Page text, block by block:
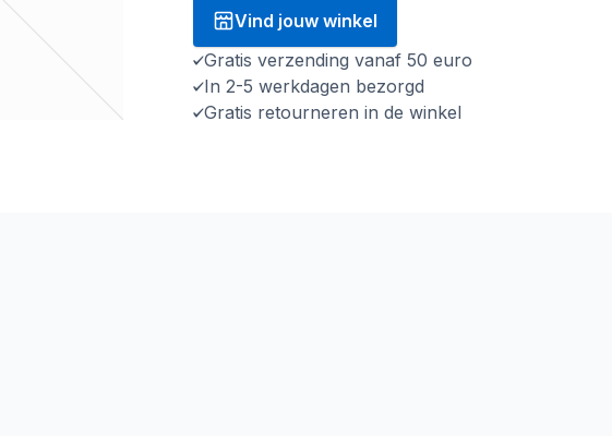
Vind jouw winkel
Gratis verzending vanaf 50 euro
In 2-5 werkdagen bezorgd
Gratis retourneren in de winkel